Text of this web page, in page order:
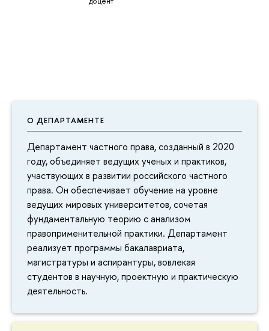
О ДЕПАРТАМЕНТЕ
Департамент частного права, созданный в 2020
году, объединяет ведущих ученых и практиков,
участвующих в развитии российского частного
права. Он обеспечивает обучение на уровне
ведущих мировых университетов, сочетая
фундаментальную теорию с анализом
правоприменительной практики. Департамент
реализует программы бакалавриата,
магистратуры и аспирантуры, вовлекая
студентов в научную, проектную и практическую
деятельность.